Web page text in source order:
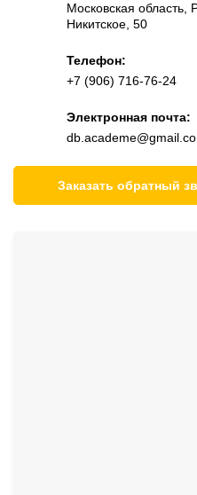
Московская область,
Никитское, 50
Телефон:
+7 (906) 716-76-24
Электронная почта:
Заказать обратный